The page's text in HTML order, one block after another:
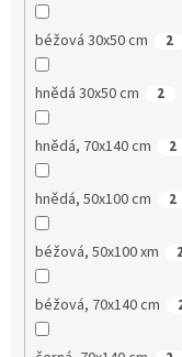
béžová 30x50 cm 2
hnědá 30x50 cm 2
hnědá, 70x140 cm 2
hnědá, 50x100 cm 2
béžová, 50x100 xm
béžová, 70x140 cm